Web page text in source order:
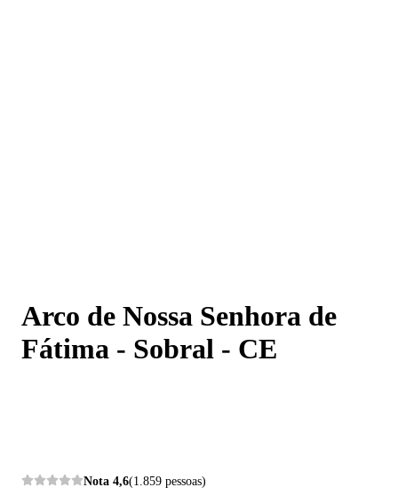
Arco de Nossa Senhora de
Fátima - Sobral - CE
Nota 4,6(1.859 pessoas)